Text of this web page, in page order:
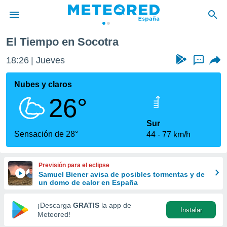
de
por
se
calidad.
a este
las
y
forma
digital
basada
El Tiempo en Socotra
18:26 Jueves ...
Nubes y claros
26°
Sensación de 28°
Sur
44
77 km/h
Previsión para el eclipse
Samuel Biener avisa de posibles tormentas y de
un domo de calor en España
¡Descarga GRATIS la app de
Meteored!
Instalar